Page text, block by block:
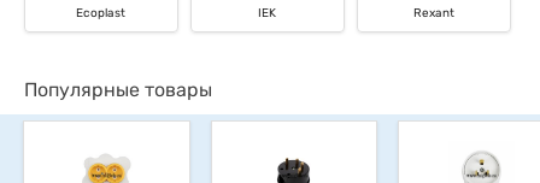
Ecoplast IEK Rexant
Популярные товары